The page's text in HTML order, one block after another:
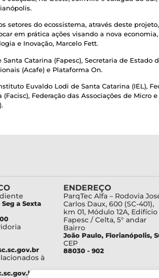
setores do ecossistema, através deste
em prática ações visando a nova economia,
e Inovação, Marcelo Fett.
Catarina (Fapesc), Secretaria de Estado
(Acafe) e Plataforma On.
Euvaldo Lodi de Santa Catarina (IEL),
Federação das Associações de Micro
Seg a Sexta
à
ENDEREÇO
ParqTec Alfa – Rodovia
Carlos Daux, 600 (SC-401),
km 01, Módulo 12A, Edifício
Fapesc / Celta, 5° andar
Bairro
João Paulo, Florianópolis,
CEP
88030 - 902